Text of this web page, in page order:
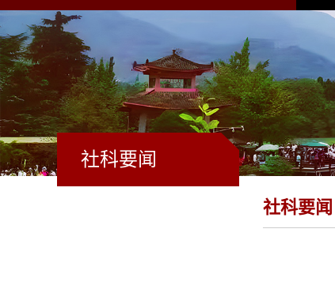
社科要闻
社科要闻